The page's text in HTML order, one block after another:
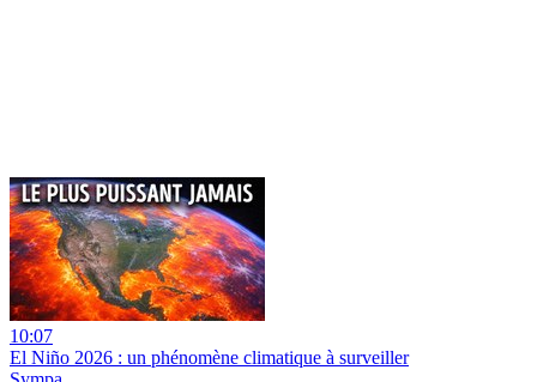
10:07
El Niño 2026 : un phénomène climatique à surveiller